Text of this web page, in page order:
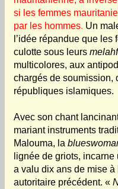
si les femmes
par les hommes. Un
l’idée répandue que
culotte sous leurs
multicolores, aux
chargés de soumission,
républiques islamiques.
Avec son chant
mariant instruments
Malouma, la
lignée de griots,
a valu dix ans de mise à
autoritaire précédent. «